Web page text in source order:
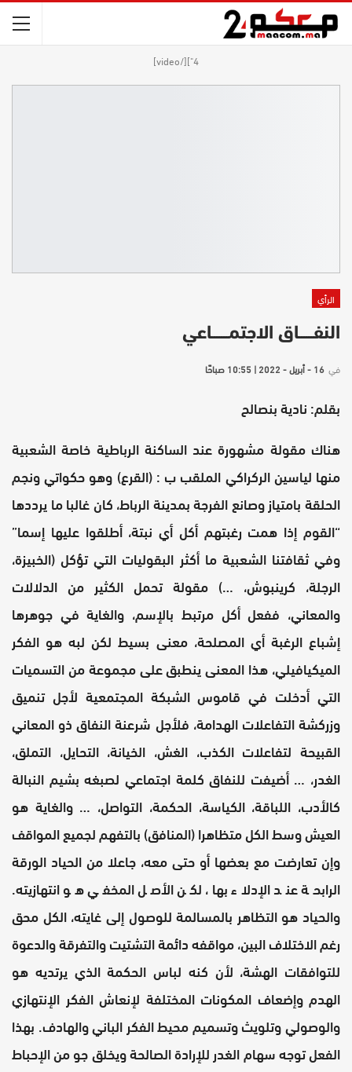
4"][/video]
الرأي
النفــــــاق الاجتمـــــــاعي
في 16 - أبريل - 2022 | 10:55 صباحًا
بقلم: نادية بنصالح
هناك مقولة مشهورة عند الساكنة الرباطية خاصة الشعبية
منها لياسين الركراكي الملقب ب : (القرع) وهو حكواتي ونجم
الحلقة بامتياز وصانع الفرجة بمدينة الرباط، كان غالبا ما يرددها
“القوم إذا همت رغبتهم أكل أي نبتة، أطلقوا عليها إسما”
وفي ثقافتنا الشعبية ما أكثر البقوليات التي تؤكل (الخبيزة،
الرجلة، كرينبوش، …) مقولة تحمل الكثير من الدلالات
والمعاني، ففعل أكل مرتبط بالإسم، والغاية في جوهرها
إشباع الرغبة أي المصلحة، معنى بسيط لكن لبه هو الفكر
الميكيافيلي، هذا المعنى ينطبق على مجموعة من التسميات
التي أدخلت في قاموس الشبكة المجتمعية لأجل تنميق
وزركشة التفاعلات الهدامة، فلأجل شرعنة النفاق ذو المعاني
القبيحة لتفاعلات الكذب، الغش، الخيانة، التحايل، التملق،
الغدر، … أضيفت للنفاق كلمة اجتماعي لصبغه بشيم النبالة
كالأدب، اللباقة، الكياسة، الحكمة، التواصل، … والغاية هو
العيش وسط الكل متظاهرا (المنافق) بالتفهم لجميع المواقف
وإن تعارضت مع بعضها أو حتى معه، جاعلا من الحياد الورقة
الرابحة عند الإدلاء بها، لكن الأصل المخفي هو انتهازيته.
والحياد هو التظاهر بالمسالمة للوصول إلى غايته، الكل محق
رغم الاختلاف البين، مواقفه دائمة التشتيت والتفرقة والدعوة
للتوافقات الهشة، لأن كنه لباس الحكمة الذي يرتديه هو
الهدم وإضعاف المكونات المختلفة لإنعاش الفكر الإنتهازي
والوصولي وتلويث وتسميم محيط الفكر الباني والهادف. بهذا
الفعل توجه سهام الغدر للإرادة الصالحة ويخلق جو من الإحباط